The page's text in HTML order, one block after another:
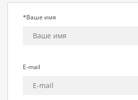
*Ваше имя
E-mail